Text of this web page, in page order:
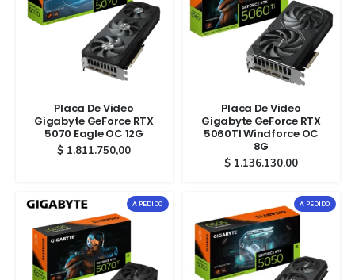
Placa De Video
Gigabyte GeForce RTX
5070 Eagle OC 12G
$ 1.811.750,00
Placa De Video
Gigabyte GeForce RTX
5060TI Windforce OC
8G
$ 1.136.130,00
A PEDIDO A PEDIDO